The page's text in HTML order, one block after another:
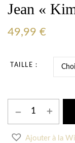
Jean «
49,99 €
TAILLE
Ajouter à la